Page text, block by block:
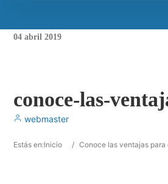
04 abril 2019
conoce-las-
webmaster
Estás en:Inicio / Conoce las ventajas